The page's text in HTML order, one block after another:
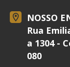
NOSSO
Rua
a 1304 -
080